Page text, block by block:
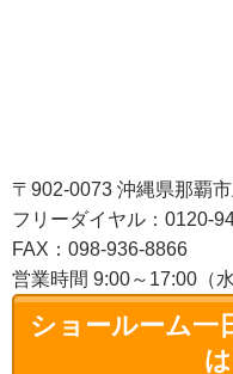
〒902-0073 沖縄県那覇
フリーダイヤル：0120-
FAX：098-936-8866
営業時間 9:00～17:00（
ショールーム一